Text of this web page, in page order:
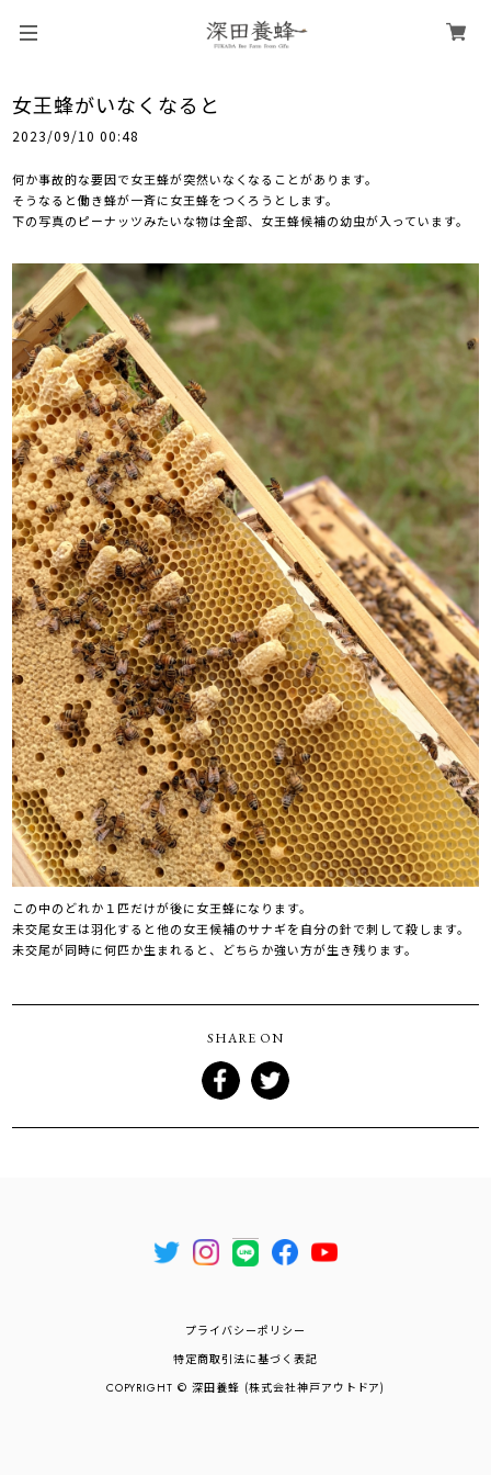
女王蜂がいなくなると
2023/09/10 00:48
何か事故的な要因で女王蜂が突然いなくなることがあります。
そうなると働き蜂が一斉に女王蜂をつくろうとします。
下の写真のピーナッツみたいな物は全部、女王蜂候補の幼虫が入っています。
この中のどれか１匹だけが後に女王蜂になります。
未交尾女王は羽化すると他の女王候補のサナギを自分の針で刺して殺します。
未交尾が同時に何匹か生まれると、どちらか強い方が生き残ります。
SHARE ON
プライバシーポリシー
特定商取引法に基づく表記
COPYRIGHT © 深田養蜂 (株式会社神戸アウトドア)